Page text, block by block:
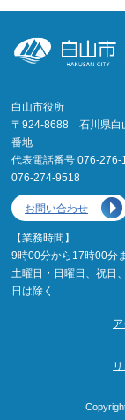
白山市役所
〒924-8688 石川県白
番地
代表電話番号 076-
076-274-9518
お問い合わせ
【業務時間】
9時00分から17時00分
土曜日・日曜日、祝日
日は除く